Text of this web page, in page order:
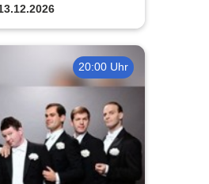
20:00 Uhr